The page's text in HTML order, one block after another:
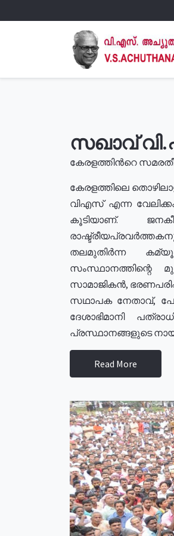
സഖാവ്
കേരളത്തിൻറെ
കേരളത്തിലെ
വിഎസ് എന്ന
കൂടിയാണ്.
തലമുതിർന്ന
സംസ്ഥാനത്തിന്റെ
സാമാജികൻ,
സഥാപക നേതാവ്,
ദേശാഭിമാനി
പ്രസ്ഥാനങ്ങളുടെ
Read More